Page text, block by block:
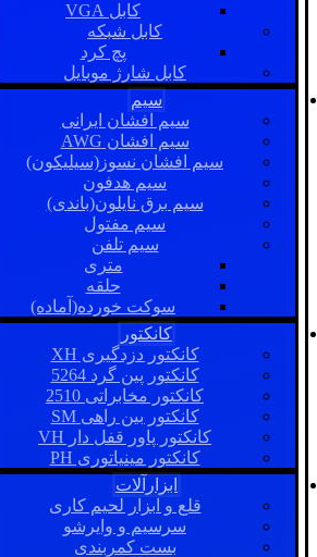
کابل VGA
کابل شبکه
پچ کرد
کابل شارژ موبایل
سیم
سیم افشان ایرانی
سیم افشان AWG
سیم افشان نسوز(سیلیکون)
سیم هدفون
سیم برق نایلون(باندی)
سیم مفتول
سیم تلفن
متری
حلقه
سوکت خورده(آماده)
کانکتور
کانکتور دزدگیری XH
کانکتور پین گرد 5264
کانکتور مخابراتی 2510
کانکتور بین راهی SM
کانکتور پاور قفل دار VH
کانکتور مینیاتوری PH
ابزارآلات
قلع و ابزار لحیم کاری
سرسیم و وایرشو
بست کمربندی